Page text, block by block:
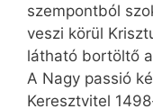
szempontból
veszi körül
látható bortöltő
A Nagy passió
Keresztvitel